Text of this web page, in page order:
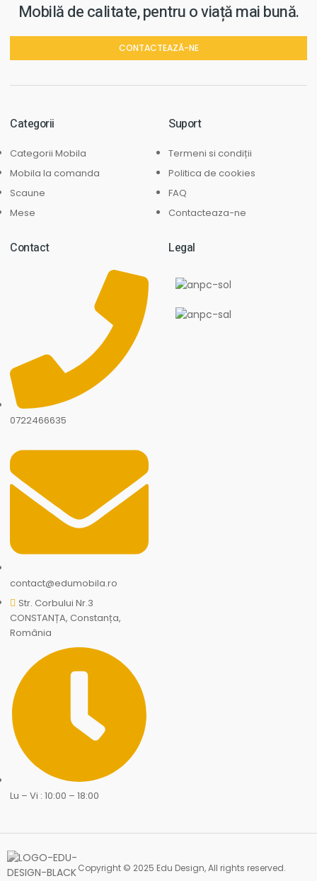
Mobilă de calitate, pentru o viață mai bună.
CONTACTEAZĂ-NE
Categorii
Categorii Mobila
Mobila la comanda
Scaune
Mese
Suport
Termeni si condiții
Politica de cookies
FAQ
Contacteaza-ne
Contact
0722466635
contact@edumobila.ro
Str. Corbului Nr.3
CONSTANȚA, Constanța,
România
Lu – Vi : 10:00 – 18:00
Legal
Copyright © 2025 Edu Design, All rights reserved.